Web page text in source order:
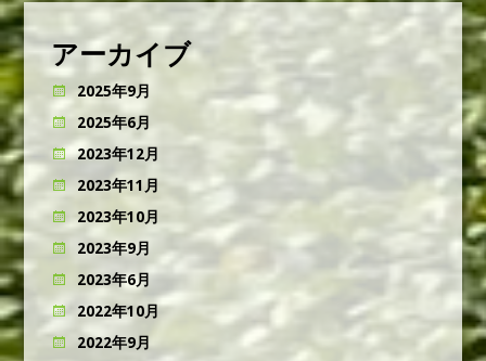
アーカイブ
2025年9月
2025年6月
2023年12月
2023年11月
2023年10月
2023年9月
2023年6月
2022年10月
2022年9月